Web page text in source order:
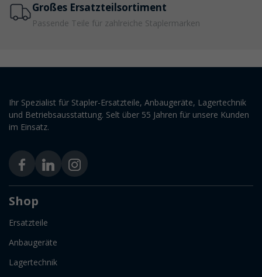
Großes Ersatzteilsortiment
Passende Teile für zahlreiche Staplermarken
Ihr Spezialist für Stapler-Ersatzteile, Anbaugeräte, Lagertechnik
und Betriebsausstattung. Selt über 55 Jahren für unsere Kunden
im Einsatz.
Shop
Ersatzteile
Anbaugeräte
Lagertechnik